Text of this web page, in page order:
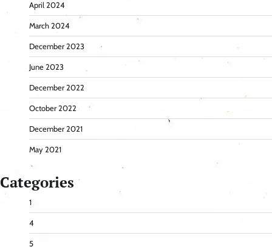
April 2024
March 2024
December 2023
June 2023
December 2022
October 2022
December 2021
May 2021
Categories
1
4
5